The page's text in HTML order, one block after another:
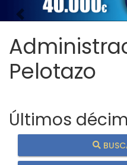
Imagen anterior
Pelotazo
Últimos